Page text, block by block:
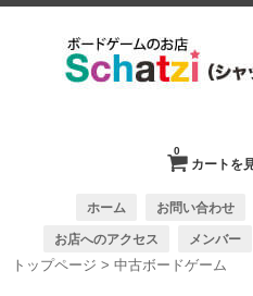
カートを
0
ホーム お問い合わせ
お店へのアクセス メンバー
トップページ >中古ボードゲーム